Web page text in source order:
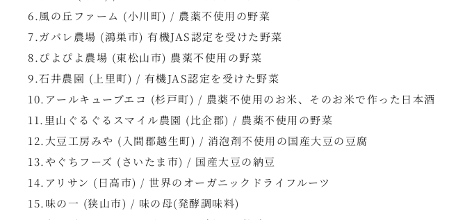
6.風の丘ファーム (小川町) / 農薬不使用の野菜
7.ガバレ農場 (鴻巣市) 有機JAS認定を受けた野菜
8.ぴよぴよ農場 (東松山市) 農薬不使用の野菜
9.石井農園 (上里町) / 有機JAS認定を受けた野菜
10.アールキューブエコ (杉戸町) / 農薬不使用のお米、そのお米で作った日本酒
11.里山ぐるぐるスマイル農園 (比企郡) / 農薬不使用の野菜
12.大豆工房みや (入間郡越生町) / 消泡剤不使用の国産大豆の豆腐
13.やぐちフーズ (さいたま市) / 国産大豆の納豆
14.アリサン (日高市) / 世界のオーガニックドライフルーツ
15.味の一 (狭山市) / 味の母(発酵調味料)